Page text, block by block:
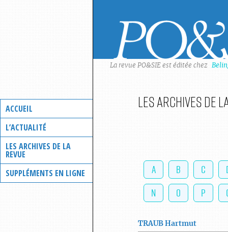
ACCUEIL
L’ACTUALITÉ
LES ARCHIVES DE LA
REVUE
SUPPLÉMENTS EN LIGNE
La revue PO&SIE est éditée chez
Les archives de
A B C
N
O P
TRAUB Hartmut